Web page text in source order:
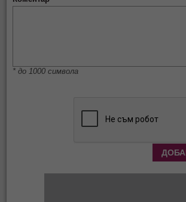
* до 1000 символа